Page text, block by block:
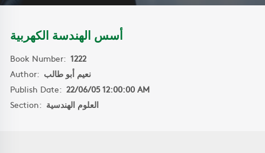
أسس الهندسة الكهربية
Book Number: 1222
Author: نعيم أبو طالب
Publish Date: 22/06/05 12:00:00 AM
Section: العلوم الهندسية